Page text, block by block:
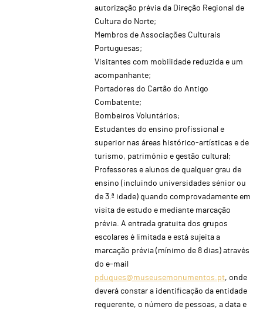
autorização prévia da Direção Regional de
Cultura do Norte;
Membros de Associações Culturais
Portuguesas;
Visitantes com mobilidade reduzida e um
acompanhante;
Portadores do Cartão do Antigo
Combatente;
Bombeiros Voluntários;
Estudantes do ensino profissional e
superior nas áreas histórico-artísticas e de
turismo, património e gestão cultural;
Professores e alunos de qualquer grau de
ensino (incluindo universidades sénior ou
de 3.ª idade) quando comprovadamente em
visita de estudo e mediante marcação
prévia. A entrada gratuita dos grupos
escolares é limitada e está sujeita a
marcação prévia (mínimo de 8 dias) através
do e-mail
pduques@museusemonumentos.pt, onde
deverá constar a identificação da entidade
requerente, o número de pessoas, a data e